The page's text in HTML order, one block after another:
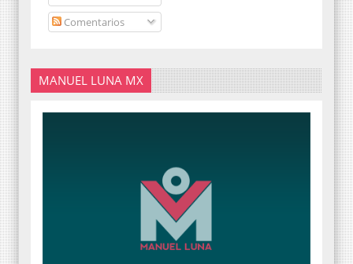
Comentarios
MANUEL LUNA MX